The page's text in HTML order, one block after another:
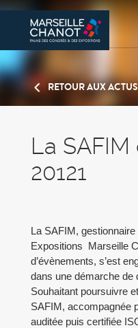
RETOUR AUX ACTUS
La
20121
La SAFIM,
Expositions Marseille
d’évènements, s’est
dans une démarche de
Souhaitant poursuivre
SAFIM, accompagnée
auditée puis certifiée